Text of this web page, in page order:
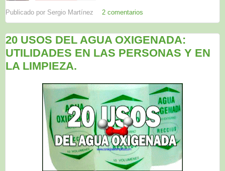
Publicado por Sergio Martínez 2 comentarios
20 USOS DEL AGUA OXIGENADA:
UTILIDADES EN LAS PERSONAS Y EN
LA LIMPIEZA.